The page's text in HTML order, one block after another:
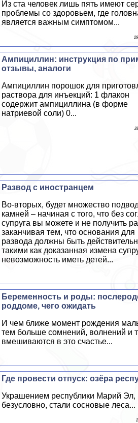
Из ста человек лишь пять имеют
проблемы со здоровьем, где
является важным симптомом...
Ампициллин: инструкция по
отзывы, аналоги
Ампициллин порошок для
раствора для инъекций: 1 флакон
содержит ампициллина (в форме
натриевой соли) 0...
Развод с иностранцем
Во-вторых, будет множество
камней – начиная с того, что без
супруга вы можете и не получить
заканчивая тем, что основания для
развода должны быть
такими как доказанная измена
невозможность иметь детей...
Беременность и роды:
роддоме, чего ожидать
И чем ближе момент рождения
тем больше сомнений, волнений и
вмешиваются в это счастье...
Где провести отпуск: озёра
Украшением республики Марий Эл,
безусловно, стали сосновые леса...